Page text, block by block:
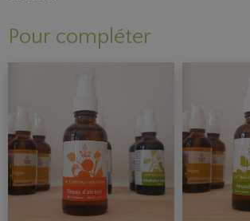
Pour compléter